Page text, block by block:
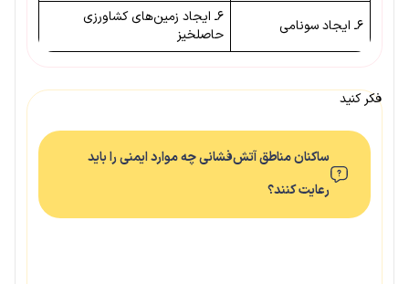
۶ـ ایجاد سونامی
۶ـ ایجاد زمین‌های کشاورزی
حاصلخیز
فکر کنید
ساکنان مناطق آتش‌فشانی چه موارد ایمنی را باید
رعایت کنند؟